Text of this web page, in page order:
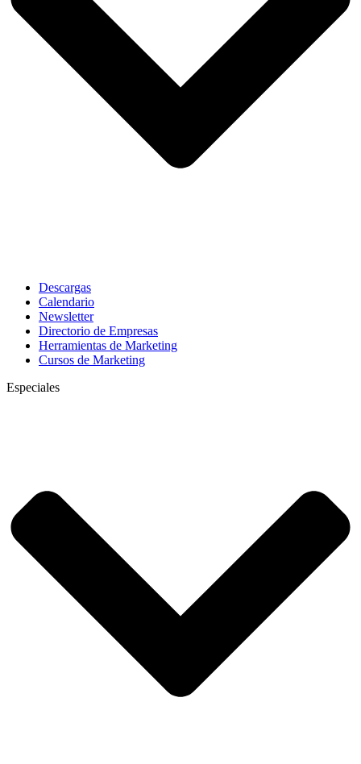
Descargas
Calendario
Newsletter
Directorio de Empresas
Herramientas de Marketing
Cursos de Marketing
Especiales